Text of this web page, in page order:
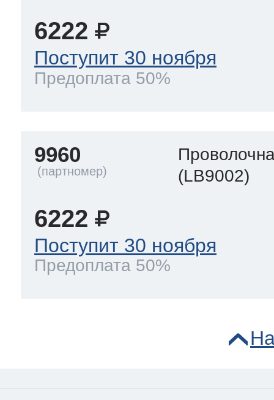
6222
Поступит 30 ноября
Предоплата 50%
9960
(LB9002)
6222
Поступит 30 ноября
Предоплата 50%